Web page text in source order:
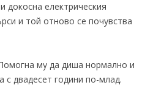
докосна електрическия
и той отново се почувства
му да диша нормално и
с двадесет години по-млад.